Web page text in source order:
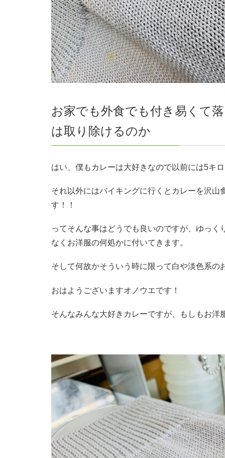
お家でも外食でも付き易くて
は取り除けるのか
はい、僕もカレーは大好きなので以前には5キ
それ以外にはバイキングに行くとカレーを沢
す！！
ってそんな事はどうでも良いのですが、ゆっ
なくお洋服の何処かに付いてきます。
そして何故かそういう時に限って白や淡色系の
おはようございますオノウエです！
そんなみんな大好きカレーですが、もしもお